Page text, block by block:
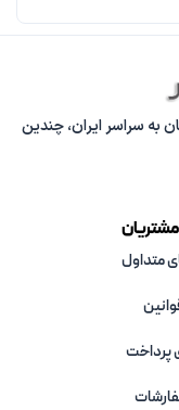
| ارسال از اصفهان به سراسر ایران، چندین
متداول